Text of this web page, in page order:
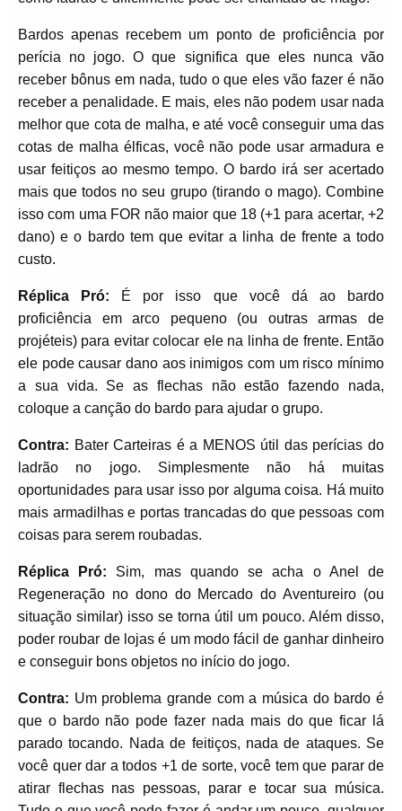
Bardos apenas recebem um ponto de proficiência por
perícia no jogo. O que significa que eles nunca vão
receber bônus em nada, tudo o que eles vão fazer é não
receber a penalidade. E mais, eles não podem usar nada
melhor que cota de malha, e até você conseguir uma das
cotas de malha élficas, você não pode usar armadura e
usar feitiços ao mesmo tempo. O bardo irá ser acertado
mais que todos no seu grupo (tirando o mago). Combine
isso com uma FOR não maior que 18 (+1 para acertar, +2
dano) e o bardo tem que evitar a linha de frente a todo
custo.
Réplica Pró: É por isso que você dá ao bardo
proficiência em arco pequeno (ou outras armas de
projéteis) para evitar colocar ele na linha de frente. Então
ele pode causar dano aos inimigos com um risco mínimo
a sua vida. Se as flechas não estão fazendo nada,
coloque a canção do bardo para ajudar o grupo.
Contra: Bater Carteiras é a MENOS útil das perícias do
ladrão no jogo. Simplesmente não há muitas
oportunidades para usar isso por alguma coisa. Há muito
mais armadilhas e portas trancadas do que pessoas com
coisas para serem roubadas.
Réplica Pró: Sim, mas quando se acha o Anel de
Regeneração no dono do Mercado do Aventureiro (ou
situação similar) isso se torna útil um pouco. Além disso,
poder roubar de lojas é um modo fácil de ganhar dinheiro
e conseguir bons objetos no início do jogo.
Contra: Um problema grande com a música do bardo é
que o bardo não pode fazer nada mais do que ficar lá
parado tocando. Nada de feitiços, nada de ataques. Se
você quer dar a todos +1 de sorte, você tem que parar de
atirar flechas nas pessoas, parar e tocar sua música.